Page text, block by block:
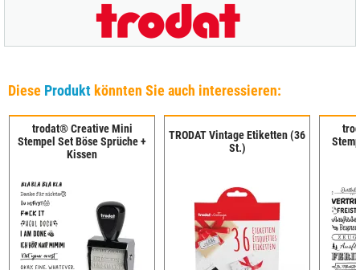
Diese Produkt könnten Sie auch interessieren:
trodat® Creative Mini
Stempel Set Böse Sprüche +
Kissen
TRODAT Vintage Etiketten (36
St.)